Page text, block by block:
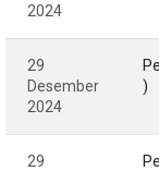
2024
29
Desember
2024
)
29